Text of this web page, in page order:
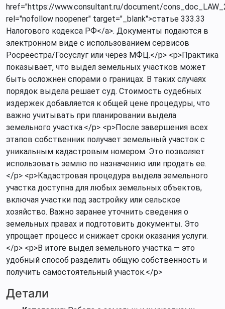
href="https://www.consultant.ru/document/
rel="nofollow noopener" target="_blank">статье 333.33
Налогового кодекса РФ</a>. Документы подаются в
электронном виде с использованием сервисов
Росреестра/Госуслуг или через МФЦ.</p> <p>Практика
показывает, что выдел земельных участков может
быть осложнен спорами о границах. В таких случаях
порядок выдела решает суд. Стоимость судебных
издержек добавляется к общей цене процедуры, что
важно учитывать при планировании выдела
земельного участка.</p> <p>После завершения всех
этапов собственник получает земельный участок с
уникальным кадастровым номером. Это позволяет
использовать землю по назначению или продать ее.
</p> <p>Кадастровая процедура выдела земельного
участка доступна для любых земельных объектов,
включая участки под застройку или сельское
хозяйство. Важно заранее уточнить сведения о
земельных правах и подготовить документы. Это
упрощает процесс и снижает сроки оказания услуги.
</p> <p>В итоге выдел земельного участка — это
удобный способ разделить общую собственность и
получить самостоятельный участок.</p>
Детали